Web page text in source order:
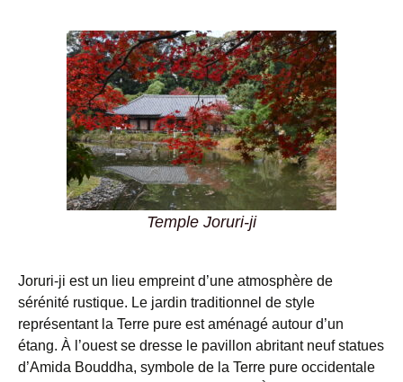
Temple Joruri-ji
Joruri-ji est un lieu empreint d’une atmosphère de
sérénité rustique. Le jardin traditionnel de style
représentant la Terre pure est aménagé autour d’un
étang. À l’ouest se dresse le pavillon abritant neuf statues
d’Amida Bouddha, symbole de la Terre pure occidentale